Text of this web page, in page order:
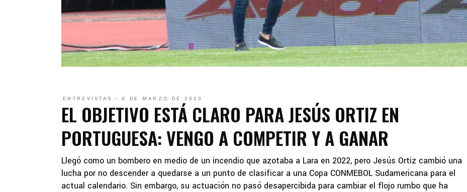
ENTREVISTAS 6 DE MARZO DE 2023
EL OBJETIVO ESTÁ CLARO PARA JESÚS ORTIZ EN
PORTUGUESA: VENGO A COMPETIR Y A GANAR
Llegó como un bombero en medio de un incendio que azotaba a Lara en 2022, pero Jesús Ortiz cambió una
lucha por no descender a quedarse a un punto de clasificar a una Copa CONMEBOL Sudamericana para el
actual calendario. Sin embargo, su actuación no pasó desapercibida para cambiar el flojo rumbo que ha